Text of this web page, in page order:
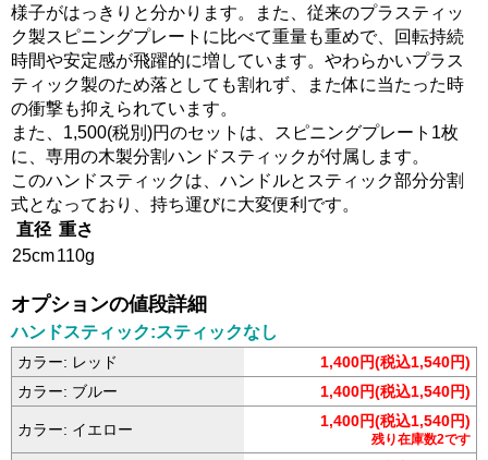
様子がはっきりと分かります。また、従来のプラスティッ
ク製スピニングプレートに比べて重量も重めで、回転持続
時間や安定感が飛躍的に増しています。やわらかいプラス
ティック製のため落としても割れず、また体に当たった時
の衝撃も抑えられています。
また、1,500(税別)円のセットは、スピニングプレート1枚
に、専用の木製分割ハンドスティックが付属します。
このハンドスティックは、ハンドルとスティック部分分割
式となっており、持ち運びに大変便利です。
直径 重さ
25cm110g
オプションの値段詳細
ハンドスティック:スティックなし
カラー: レッド
1,400円(税込1,540円)
カラー: ブルー
1,400円(税込1,540円)
カラー: イエロー 1,400円(税込1,540円)
残り在庫数2です